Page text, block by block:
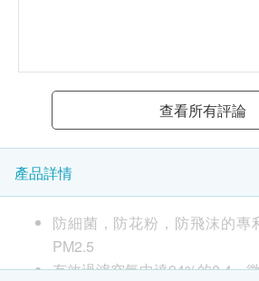
查看所有評論
產品詳情
防細菌，防花粉，防飛沫的專
PM2.5
有效過濾空氣中達94%的0.4㎛